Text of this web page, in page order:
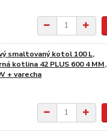
smaltovaný kotol 100 L,
kotlina 42 PLUS 600 4 MM,
+ varecha